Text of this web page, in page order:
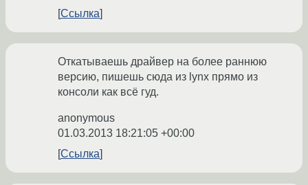
Ссылка
Откатываешь драйвер на более раннюю
версию, пишешь сюда из lynx прямо из
консоли как всё гуд.
anonymous
01.03.2013 18:21:05 +00:00
Ссылка